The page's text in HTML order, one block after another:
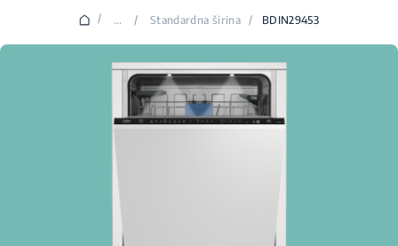
/ ... / Standardna širina / BDIN29453